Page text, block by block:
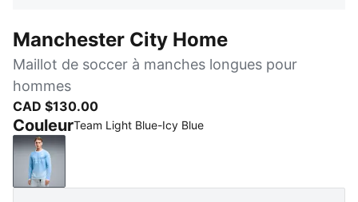
Manchester City Home
Maillot de soccer à manches longues pour
hommes
CAD $130.00
CouleurTeam Light Blue-Icy Blue
Team Light Blue-Icy Blue